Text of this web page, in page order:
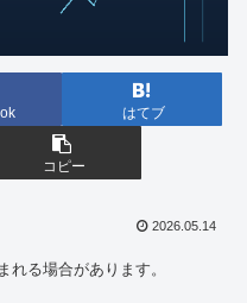
はてブ
コピー
2026.05.14
る場合があります。